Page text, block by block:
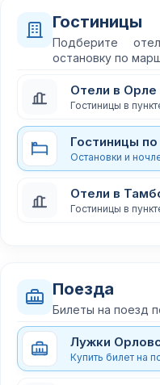
Гостиницы
Подберите
остановку по
Отели в Орле
Гостиницы в
Гостиницы
Остановки и
Отели в
Гостиницы в
Поезда
Билеты на поезд
Лужки
Купить билет на